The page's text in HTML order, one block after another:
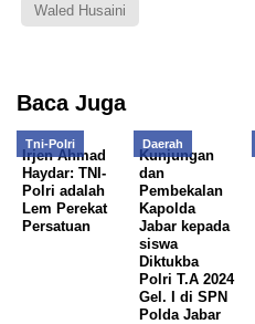
Waled Husaini
Baca Juga
Tni-Polri
Irjen Ahmad
Haydar: TNI-
Polri adalah
Lem Perekat
Persatuan
Daerah
Kunjungan
dan
Pembekalan
Kapolda
Jabar kepada
siswa
Diktukba
Polri T.A 2024
Gel. I di SPN
Polda Jabar